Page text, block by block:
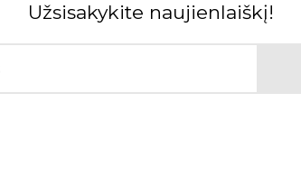
Užsisakykite naujienlaiškį!